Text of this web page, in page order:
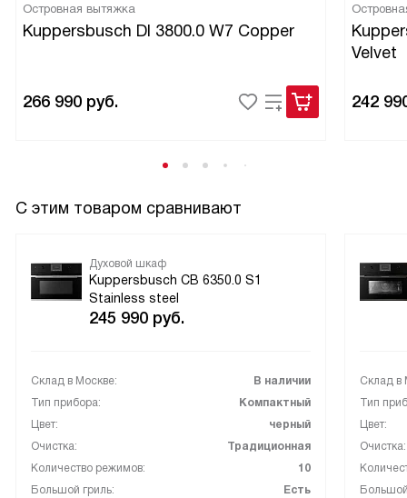
Отдельно хочу отметить удобство уборки: внутренние
поверхности моются проще, чем в старой модели, и
техника даёт небольшой заряд радости — люблю
включать её даже для простого запекания овощей! В
экономит время и дарит стабильный результат при
Островная вытяжка
Kuppersbusch DI 3800.0 W7 Copper
266 990 руб.
Velvet
242
С этим товаром сравнивают
Духовой шкаф
Kuppersbusch CB 6350.0 S1
Stainless steel
245 990 руб.
Склад в Москве:
В наличии
Тип прибора:
Компактный
Цвет:
черный
Очистка:
Традиционная
Количество режимов:
10
Большой гриль:
Есть
Склад в
Тип
Цвет:
Очистка: